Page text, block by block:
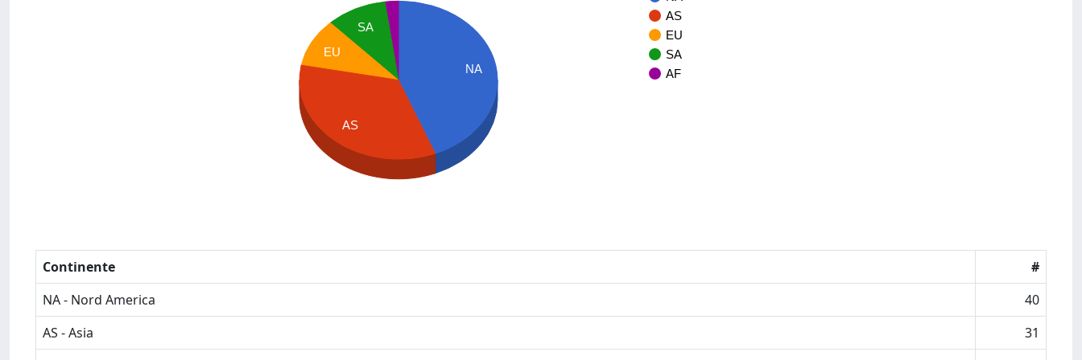
AS
EU
SA
AF
NA
SA
EU
AS
Continente
#
NA - Nord America
40
AS - Asia
31